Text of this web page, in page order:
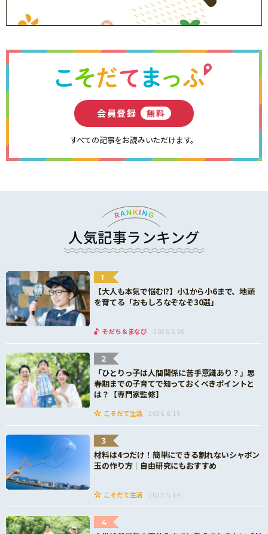
会員登録 無料
すべての記事をお読みいただけます。
人気記事ランキング
1
【大人も本気で悩む!?】小1から小6まで、地頭
を育てる「おもしろなぞなぞ30選」
そだち＆まなび 2026.1.26
2
「ひとりっ子は人間関係に苦手意識あり？」思
春期までの子育てで知っておくべきポイントと
は？【専門家監修】
こそだて生活 2026.6.15
3
材料は4つだけ！簡単にできる割れないシャボン
玉の作り方｜自由研究にもおすすめ
こそだて生活 2023.5.14
4